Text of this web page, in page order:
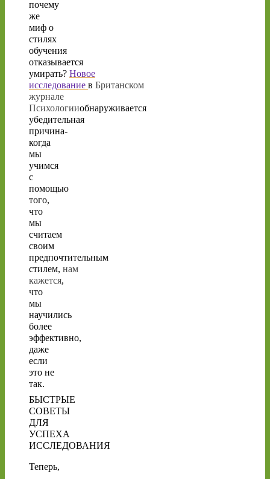
почему
же
миф о
стилях
обучения
отказывается
умирать? Новое
исследование в Британском
журнале
Психологииобнаруживается
убедительная
причина-
когда
мы
учимся
с
помощью
того,
что
мы
считаем
своим
предпочтительным
стилем, нам
кажется,
что
мы
научились
более
эффективно,
даже
если
это не
так.
БЫСТРЫЕ
СОВЕТЫ
ДЛЯ
УСПЕХА
ИССЛЕДОВАНИЯ
Теперь,